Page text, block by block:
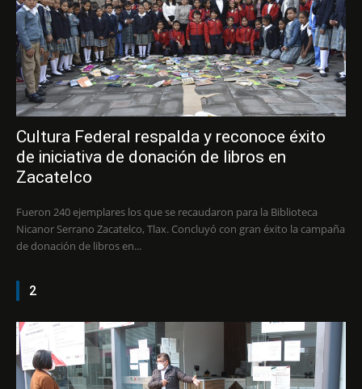
Cultura Federal respalda y reconoce éxito
de iniciativa de donación de libros en
Zacatelco
Fueron 240 ejemplares los que se recaudaron para la Biblioteca
Nicanor Serrano Zacatelco, Tlax. Concluyó con gran éxito la campaña
de donación de libros en...
2